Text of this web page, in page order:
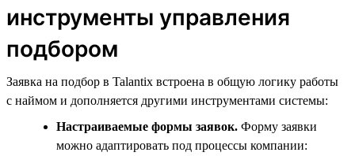
инструменты управления
подбором
Заявка на подбор в Talantix встроена в общую логику работы
с наймом и дополняется другими инструментами системы:
Настраиваемые формы заявок. Форму заявки
можно адаптировать под процессы компании: